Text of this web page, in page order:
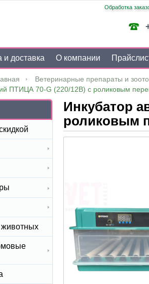
Обработка
и доставка О компании
Ветеринарные препараты и
ПТИЦА 70-G (220/12В) с роликовым
Инкубатор
роликовым